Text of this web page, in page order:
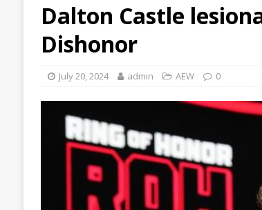
Dalton Castle
Dishonor
July 20, 2024 admin AEW 0